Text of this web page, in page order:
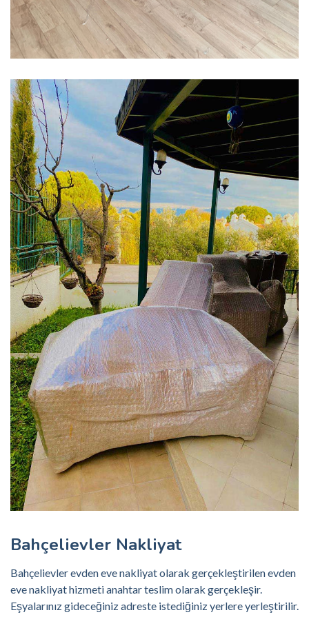
Bahçelievler Nakliyat
Bahçelievler evden eve nakliyat olarak gerçekleştirilen evden
eve nakliyat hizmeti anahtar teslim olarak gerçekleşir.
Eşyalarınız gideceğiniz adreste istediğiniz yerlere yerleştirilir.